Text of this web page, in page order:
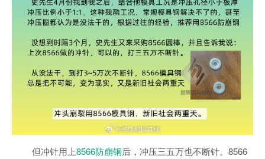
但冲针用上8566防崩钢后，冲压三五万也不断针。8566